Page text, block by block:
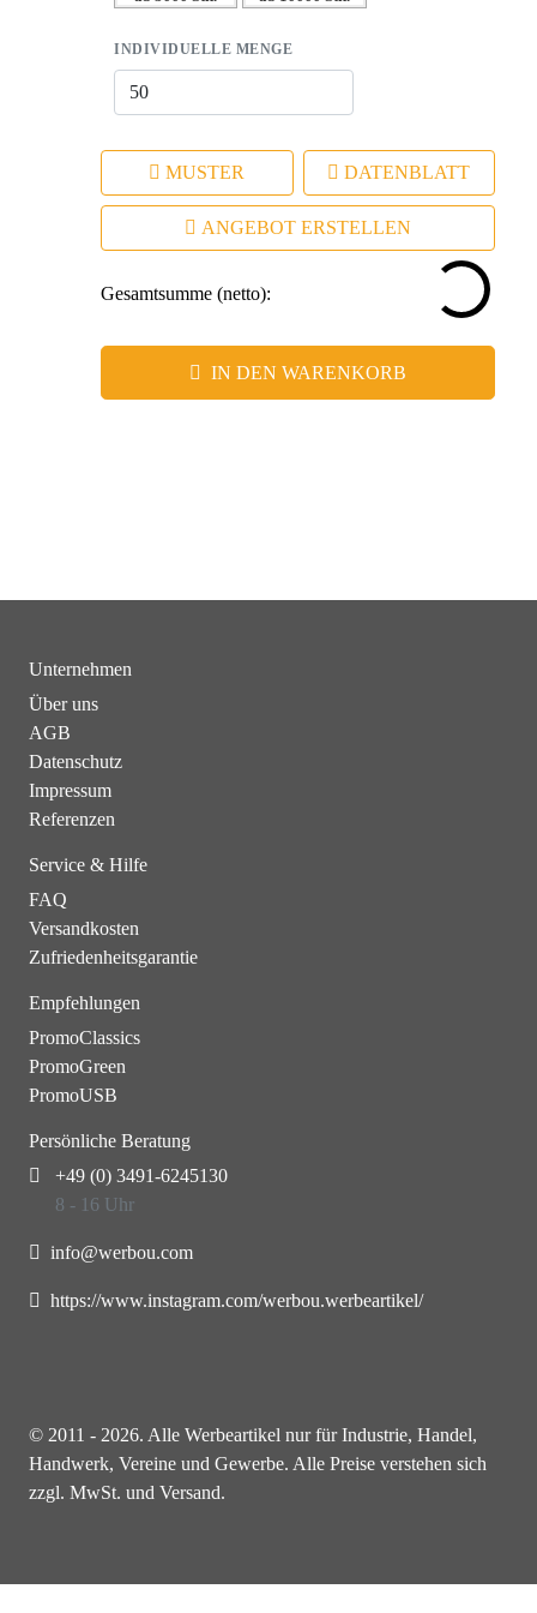
INDIVIDUELLE MENGE
MUSTER DATENBLATT
ANGEBOT ERSTELLEN
Gesamtsumme (netto):
IN DEN WARENKORB
Unternehmen
Über uns
AGB
Datenschutz
Impressum
Referenzen
Service & Hilfe
FAQ
Versandkosten
Zufriedenheitsgarantie
Empfehlungen
PromoClassics
PromoGreen
PromoUSB
Persönliche Beratung
+49 (0) 3491-6245130
8 - 16 Uhr
info@werbou.com
https://www.instagram.com/werbou.werbeartikel/
© 2011 - 2026. Alle Werbeartikel nur für Industrie, Handel,
Handwerk, Vereine und Gewerbe. Alle Preise verstehen sich
zzgl. MwSt. und Versand.